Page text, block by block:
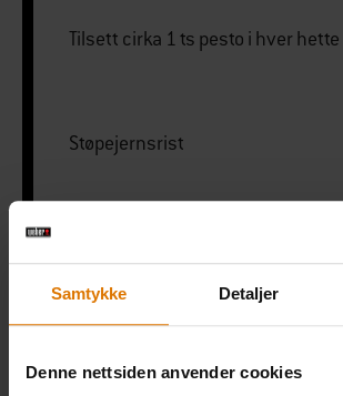
Samtykke Detaljer
Denne nettsiden anvender cookies
Tilsett cirka 1 ts pesto i hver hette
Støpejernsrist
PRINT THIS LIST